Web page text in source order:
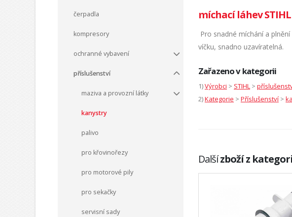
čerpadla
kompresory
ochranné vybavení
příslušenství
maziva a provozní látky
kanystry
palivo
pro křovinořezy
pro motorové pily
pro sekačky
servisní sady
míchací láhev
Pro snadné míchání a
víčku, snadno uzavíratelná.
Zařazeno v kategorii
1)Výrobci > STIHL >
2)Kategorie > Příslušenství >
Dalšízboží z